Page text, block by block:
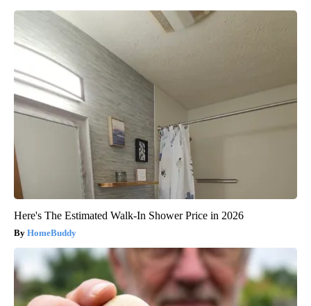
Here's The Estimated Walk-In Shower Price in 2026
HomeBuddy